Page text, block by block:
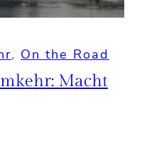
, On the Road
Macht